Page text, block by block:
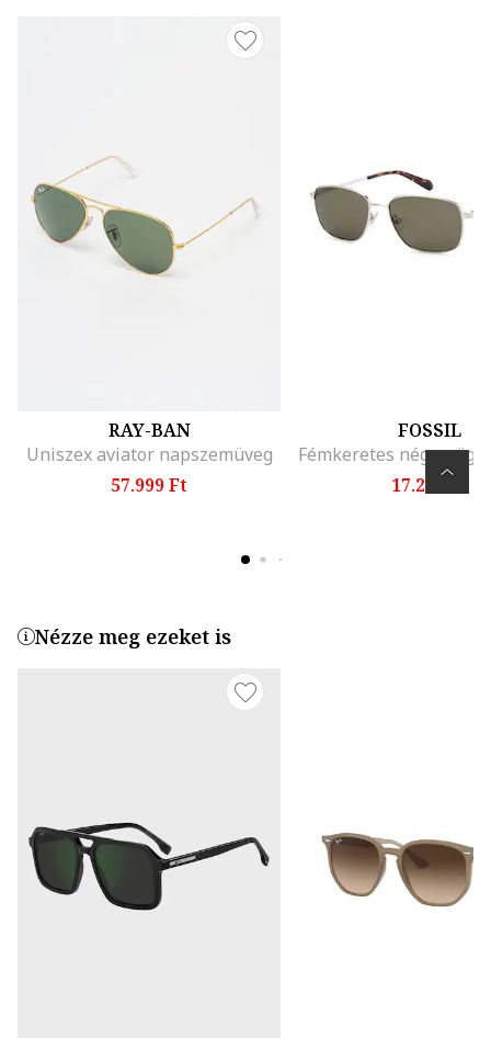
RAY-BAN
Uniszex aviator napszemüveg
57.999 Ft
FOSSIL
17.299 Ft
Nézze meg ezeket is